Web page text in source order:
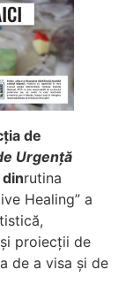
de
Urgență
rutina
Healing” a
proiecții de
de a visa și de